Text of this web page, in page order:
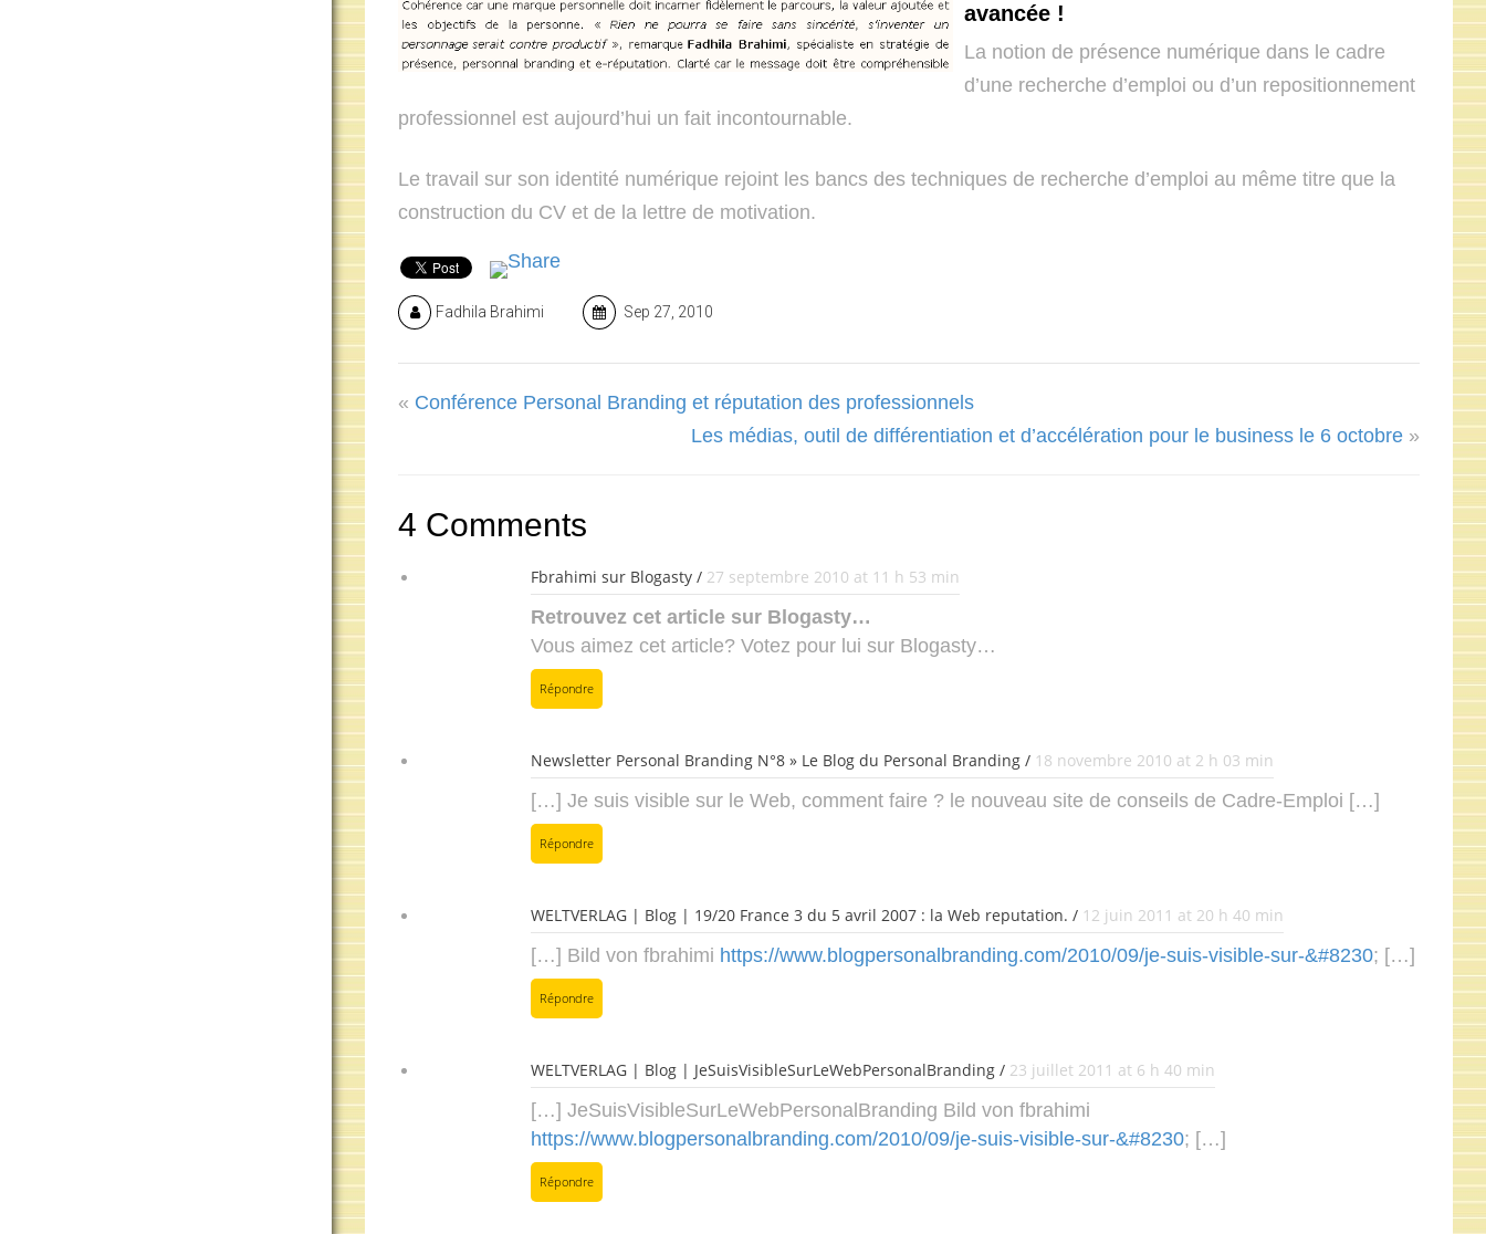
avancée !
La notion de présence numérique dans le cadre
d’une recherche d’emploi ou d’un repositionnement
professionnel est aujourd’hui un fait incontournable.
Le travail sur son identité numérique rejoint les bancs des techniques de recherche d’emploi au même titre que la
construction du CV et de la lettre de motivation.
Fadhila Brahimi Sep 27, 2010
« Conférence Personal Branding et réputation des professionnels
Les médias, outil de différentiation et d’accélération pour le business le 6 octobre »
4 Comments
Fbrahimi sur Blogasty / 27 septembre 2010 at 11 h 53 min
Retrouvez cet article sur Blogasty…
Vous aimez cet article? Votez pour lui sur Blogasty…
Répondre
Newsletter Personal Branding N°8 » Le Blog du Personal Branding / 18 novembre 2010 at 2 h 03 min
[…] Je suis visible sur le Web, comment faire ? le nouveau site de conseils de Cadre-Emploi […]
Répondre
WELTVERLAG | Blog | 19/20 France 3 du 5 avril 2007 : la Web reputation. / 12 juin 2011 at 20 h 40 min
[…] Bild von fbrahimi https://www.blogpersonalbranding.com/2010/09/je-suis-visible-sur-&#8230; […]
Répondre
WELTVERLAG | Blog | JeSuisVisibleSurLeWebPersonalBranding / 23 juillet 2011 at 6 h 40 min
[…] JeSuisVisibleSurLeWebPersonalBranding Bild von fbrahimi
https://www.blogpersonalbranding.com/2010/09/je-suis-visible-sur-&#8230; […]
Répondre